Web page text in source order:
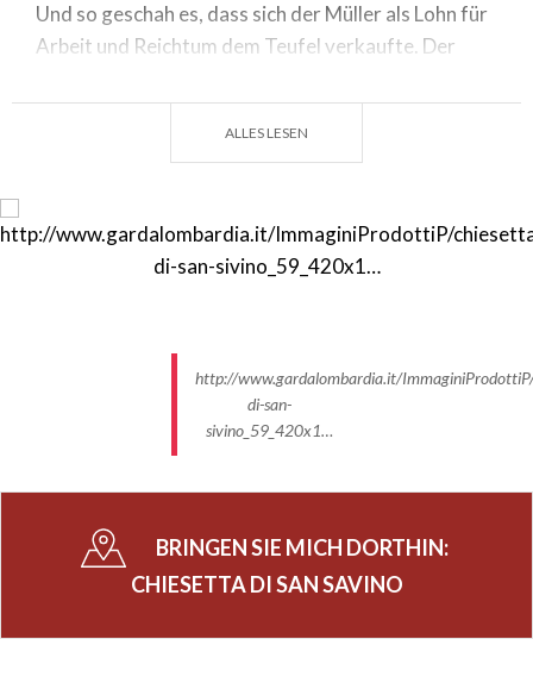
Und so geschah es, dass sich der Müller als Lohn für
Arbeit und Reichtum dem Teufel verkaufte. Der
seine Hand auf einen Stein, der Teufel unterschrieb
mit dem Abdruck seines Fußes. Das Wasser kehrte
Als der Müller sich aber dem Tode näherte, bekam
er Angst um seine Seele. Nachdem er gebeichtet
Sünden losgesprochen. Groß war daher die Wut des
Teufels, welcher fast vollständig das Haus
zerstörte und das Geld in Stroh verwandelte. So
wurde also auf dem Stein des Paktes ein Kreuz
eingeprägt, welches noch heute, neben den
Abdrücken der Hand des Müllers und des Fußes des
Teufels, sichtbar ist.
ALLES LESEN
http://www.gardalombardia.it/
di-san-
sivino_59_420x1…
BRINGEN SIE MICH DORTHIN:
CHIESETTA DI SAN SAVINO